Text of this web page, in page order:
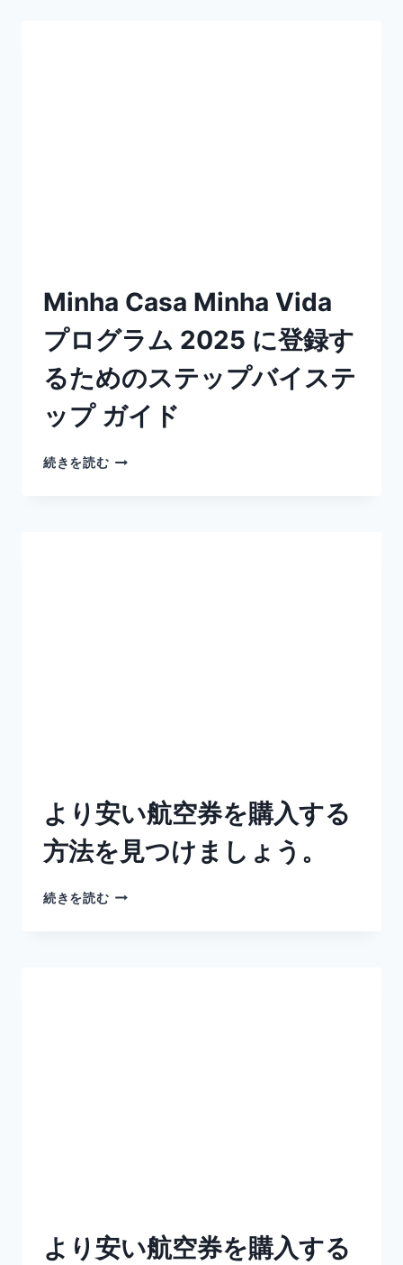
Minha Casa Minha Vida
プログラム 2025 に登録す
るためのステップバイステ
ップ ガイド
続きを読む
より安い航空券を購入する
方法を見つけましょう。
続きを読む
より安い航空券を購入する